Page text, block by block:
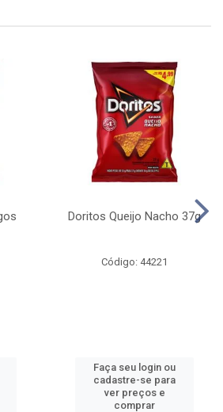
Doritos Queijo Nacho 37g
Código: 44221
Faça seu login ou
cadastre-se para
ver preços e
comprar